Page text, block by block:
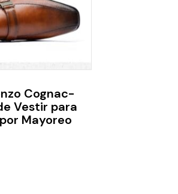
Cognac-
Vestir para
Mayoreo